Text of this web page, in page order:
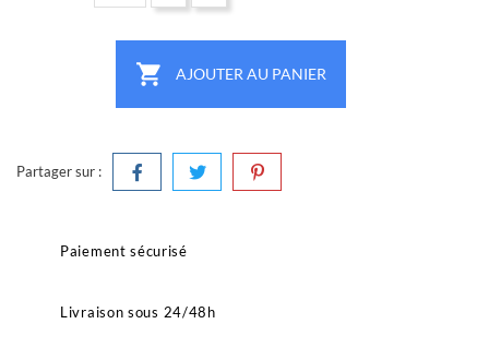
 AJOUTER AU PANIER
Partager sur :
Paiement sécurisé
Livraison sous 24/48h